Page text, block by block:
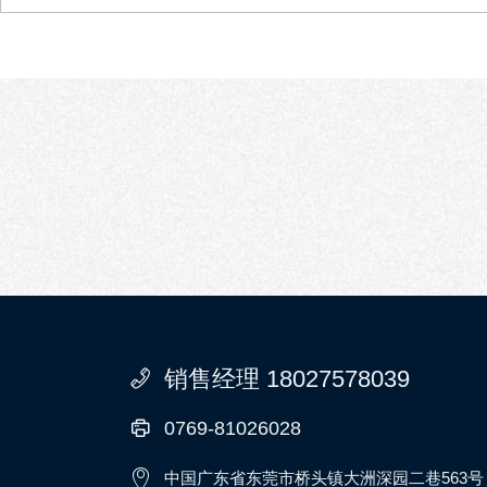
销售经理 18027578039
0769-81026028
中国广东省东莞市桥头镇大洲深园二巷563号